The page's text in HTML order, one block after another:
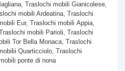
Traslochi mobili Gianicolese,
mobili Ardeatina, Traslochi
Eur, Traslochi mobili Appia,
mobili Parioli, Traslochi
Tor Bella Monaca, Traslochi
Quarticciolo, Traslochi
ponte di nona